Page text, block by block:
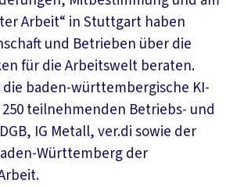
Arbeit“ in Stuttgart haben
und Betrieben über die
für die Arbeitswelt beraten.
baden-württembergische KI-
teilnehmenden Betriebs- und
IG Metall, ver.di sowie der
Württemberg der